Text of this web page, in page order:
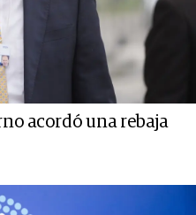
acordó una rebaja